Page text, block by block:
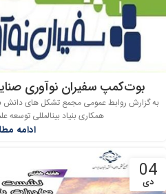
بوت‌کمپ سفیران نوآوری
به گزارش روابط عمومی مجمع تشکل های دانش
همکاری بنیاد بین‏المللی توسعه
ادامه
04
دی